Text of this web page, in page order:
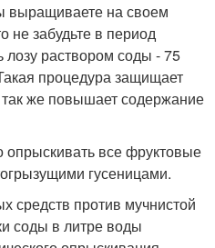
выращиваете на своем
не забудьте в период
лозу раствором соды - 75
процедура защищает
так же повышает содержание
все фруктовые
гусеницами.
средств против мучнистой
соды в литре воды